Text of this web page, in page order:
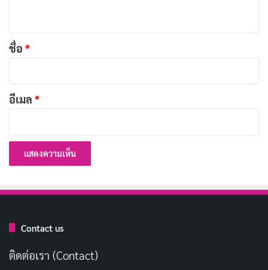
ผลิตภัณฑ์หลักของ CrowdStrike คือแพลตฟอร์ม Falcon
ซึ่งเป็นโซลูชันบนคลาวด์ที่รวมเอาระบบรักษาความ
ปลอดภัยหลายประเภทเข้าไว้ด้วยกัน ไม่ว่าจะเป็นระบบ
คุกคาม และการตรวจสอบแบบเรียลไทม์เพื่อป้องกันการ
*
ชื่อ *
อีเมล *
Contact us
ติดต่อเรา (Contact)